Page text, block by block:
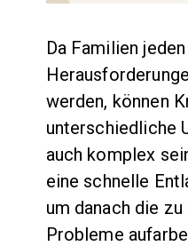
Da Familien
werden, können
unterschiedliche
auch komplex
eine schnelle
um danach die
Probleme